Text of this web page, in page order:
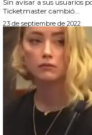
Sin avisar a sus usuarios
Ticketmaster cambió...
23 de septiembre de 2022